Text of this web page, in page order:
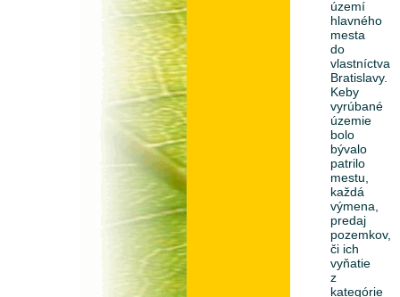
území
hlavného
mesta
do
vlastníctva
Bratislavy.
Keby
vyrúbané
územie
bolo
bývalo
patrilo
mestu,
každá
výmena,
predaj
pozemkov,
či ich
vyňatie
z
kategórie